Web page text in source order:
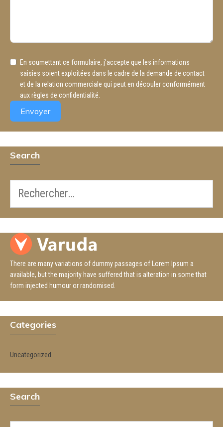
En soumettant ce formulaire, j'accepte que les informations
saisies soient exploitées dans le cadre de la demande de contact
et de la relation commerciale qui peut en découler conformément
aux règles de confidentialité.
Envoyer
Search
There are many variations of dummy passages of Lorem Ipsum a
available, but the majority have suffered that is alteration in some that
form injected humour or randomised.
Categories
Uncategorized
Search